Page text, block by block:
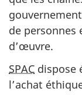
s
e
t
d
e
de personnes
d’œuvre.
SPAC dispose
l’achat